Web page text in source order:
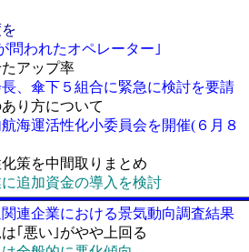
問われたオペレーター｣
アップ率
長、傘下５組合に緊急に検討を要請
り方について
海運活性化小委員会を開催(６月８
策を中間取りまとめ
追加資金の導入を検討
関連企業における景気動向調査結果
｢悪い｣がやや上回る